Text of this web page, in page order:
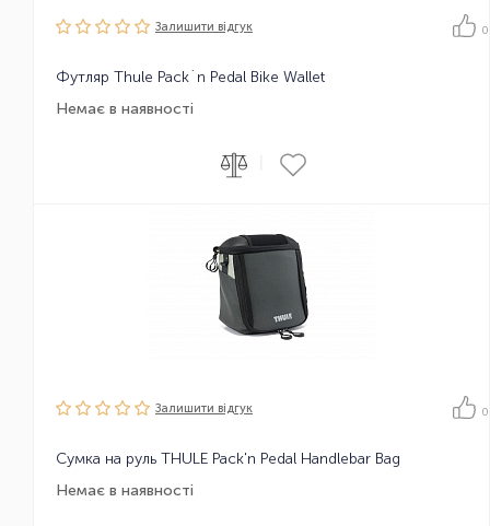
Залишити вiдгук 0
Футляр Thule Pack´n Pedal Bike Wallet
Немає в наявності
Залишити вiдгук 0
Сумка на руль THULE Pack'n Pedal Handlebar Bag
Немає в наявності